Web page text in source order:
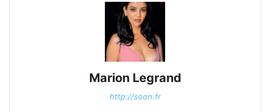
Marion Legrand
http://soon.fr